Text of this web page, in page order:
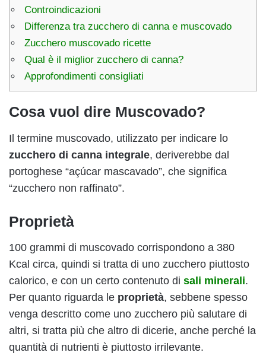
Controindicazioni
Differenza tra zucchero di canna e muscovado
Zucchero muscovado ricette
Qual è il miglior zucchero di canna?
Approfondimenti consigliati
Cosa vuol dire Muscovado?
Il termine muscovado, utilizzato per indicare lo
zucchero di canna integrale, deriverebbe dal
portoghese “açúcar mascavado”, che significa
“zucchero non raffinato”.
Proprietà
100 grammi di muscovado corrispondono a 380
Kcal circa, quindi si tratta di uno zucchero piuttosto
calorico, e con un certo contenuto di sali minerali.
Per quanto riguarda le proprietà, sebbene spesso
venga descritto come uno zucchero più salutare di
altri, si tratta più che altro di dicerie, anche perché la
quantità di nutrienti è piuttosto irrilevante.